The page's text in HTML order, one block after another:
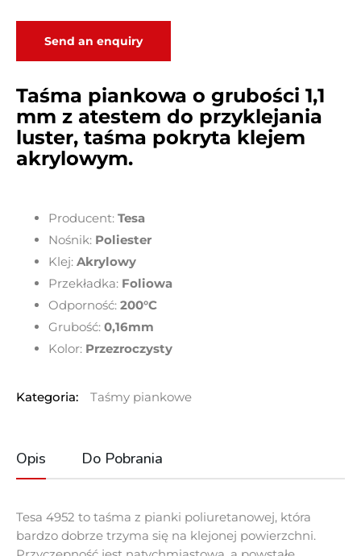
Send an enquiry
Taśma piankowa o grubości 1,1
mm z atestem do przyklejania
luster, taśma pokryta klejem
akrylowym.
Producent: Tesa
Nośnik: Poliester
Klej: Akrylowy
Przekładka: Foliowa
Odporność: 200°C
Grubość: 0,16mm
Kolor: Przezroczysty
Kategoria: Taśmy piankowe
Opis Do Pobrania
Tesa 4952 to taśma z pianki poliuretanowej, która
bardzo dobrze trzyma się na klejonej powierzchni.